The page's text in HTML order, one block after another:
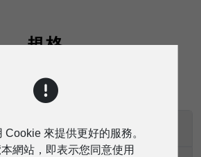
規格
Cookie 來提供更好的服務。
網站，即表示您同意使用